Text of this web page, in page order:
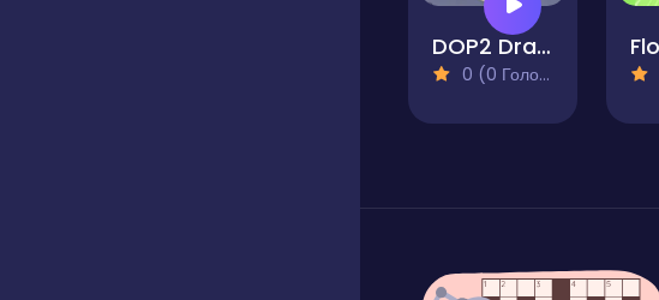
DOP2 Draw Couple
0 (0 Голосів)